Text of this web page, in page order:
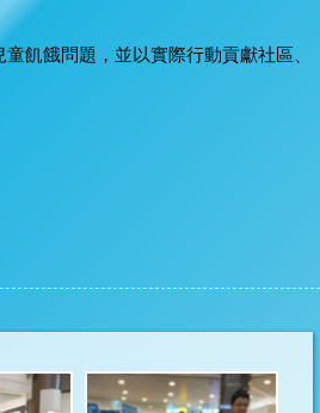
飢餓問題，並以實際行動貢獻社區、